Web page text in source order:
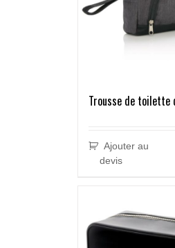
Trousse de toilette
Ajouter au
devis